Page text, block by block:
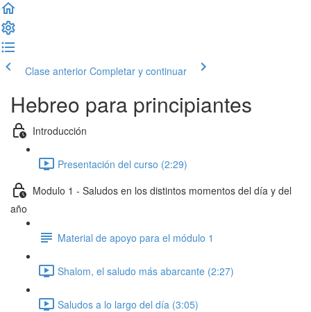
Clase anterior Completar y continuar
Hebreo para principiantes
Introducción
Presentación del curso (2:29)
Modulo 1 - Saludos en los distintos momentos del día y del
año
Material de apoyo para el módulo 1
Shalom, el saludo más abarcante (2:27)
Saludos a lo largo del día (3:05)